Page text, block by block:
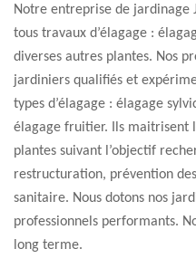
Notre entreprise de jardinage
tous travaux d’élagage :
diverses autres plantes. Nos
jardiniers qualifiés et
types d’élagage : élagage
élagage fruitier. Ils maitrisent
plantes suivant l’objectif
restructuration, prévention
sanitaire. Nous dotons nos
professionnels performants.
long terme.